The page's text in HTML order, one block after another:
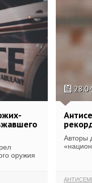
оружия
Авторы